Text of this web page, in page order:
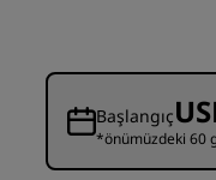
Başlangıç
*önümüzdeki 60